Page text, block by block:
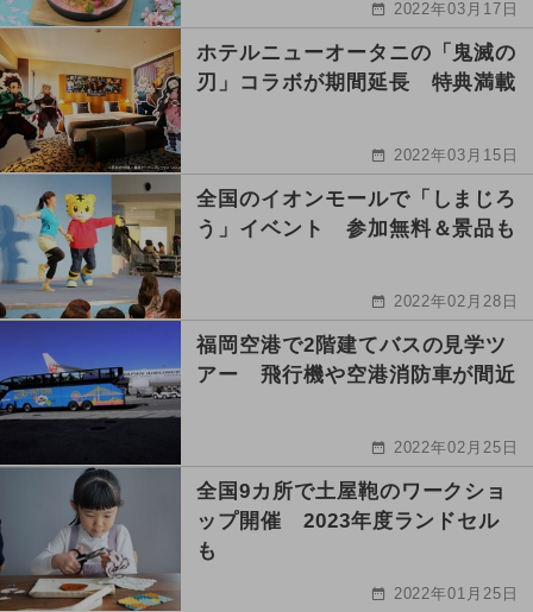
2022年03月17日
ホテルニューオータニの「鬼滅の
刃」コラボが期間延長 特典満載
2022年03月15日
全国のイオンモールで「しまじろ
う」イベント 参加無料＆景品も
2022年02月28日
福岡空港で2階建てバスの見学ツ
アー 飛行機や空港消防車が間近
2022年02月25日
全国9カ所で土屋鞄のワークショ
ップ開催 2023年度ランドセル
も
2022年01月25日